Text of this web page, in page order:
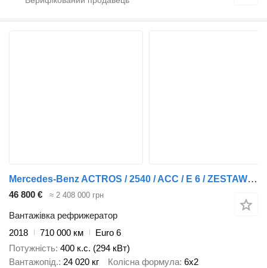
Mercedes-Benz ACTROS / 2540 / ACC / E 6 / ZESTAW PRZEJAZDOWY / CHŁODNIA + WIND + причіп фургон
46 800 € ≈ 2 408 000 грн
Вантажівка рефрижератор
2018
710 000 км
Euro 6
Потужність 400 к.с. (294 кВт)
Вантажопід. 24 020 кг Колісна формула 6x2